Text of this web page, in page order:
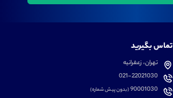
تماس بگیرید
تهران، زعفرانیه
021-22021030
90001030(بدون پیش شماره)